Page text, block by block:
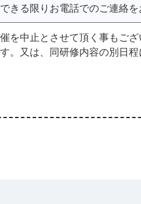
きる限りお電話でのご連絡を
を中止とさせて頂く事もご
。又は、同研修内容の別日程